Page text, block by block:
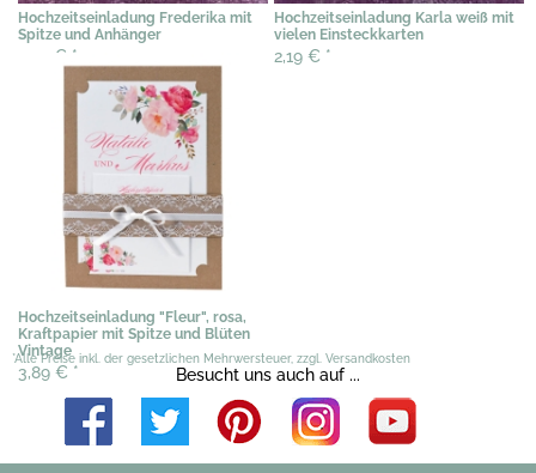
Hochzeitseinladung Frederika mit
Spitze und Anhänger
2,39 € *
Hochzeitseinladung Karla weiß mit
vielen Einsteckkarten
2,19 € *
Hochzeitseinladung "Fleur", rosa,
Kraftpapier mit Spitze und Blüten
Vintage
3,89 € *
*Alle Preise inkl. der gesetzlichen Mehrwersteuer, zzgl. Versandkosten
Besucht uns auch auf ...